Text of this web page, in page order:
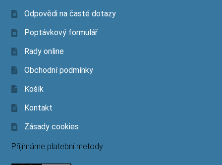
Odpovědi na časté dotazy
Poptávkový formulář
Rady online
Obchodní podmínky
Košík
Kontakt
Zásady cookies
Přijímáme platební metody